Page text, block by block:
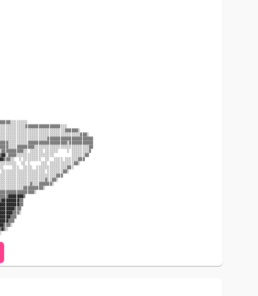
░░▒▒░░
░▒
░░░░░░░░
▒▒░░▒
▓▒░░▓
▒░░
▒░▒▒
▒▒▒░░▓░
░░░░░░ ░░░░░░    ░ ░░░░░░░░▒
░░░░░░▒▒
░ ░░░░░░░░  ░░  ░░░░ ░░░░░░▒▒▒
░░ ░     ░░░ ░░░░░░░░░░░▒▒░
░░░  ░░░░  ░░░░░░░░░░░░░░▒▒░
░░░░░░░░░░░░░░░░░░░░ ░░░░░░░▒▒░
░░░░▒▒▒▒▒▒▒▒▒▒▒▒▒▒▓▓▓▓▓▓▓▒
▒▓▓▓▓▓▓▓▓▒▒
▒▓▓▓▓▓▓▓▓▓▒▒
▓▓▓▓▓▓▓▓▒▒▒
▒▓▓▓▓▓▓▒▒▒░
▒▓▓▓▓▓▒▒▒
▓▓▓▓▓▒▒▒
░▓▓▓▒▒▒░
░▓▒▒▓▒░